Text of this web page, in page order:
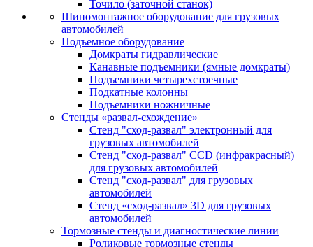
Точило (заточной станок)
Шиномонтажное оборудование для грузовых
автомобилей
Подъемное оборудование
Домкраты гидравлические
Канавные подъемники (ямные домкраты)
Подъемники четырехстоечные
Подкатные колонны
Подъемники ножничные
Стенды «развал-схождение»
Стенд "сход-развал" электронный для
грузовых автомобилей
Стенд "сход-развал" CCD (инфракрасный)
для грузовых автомобилей
Стенд "сход-развал" для грузовых
автомобилей
Стенд «сход-развал» 3D для грузовых
автомобилей
Тормозные стенды и диагностические линии
Роликовые тормозные стенды